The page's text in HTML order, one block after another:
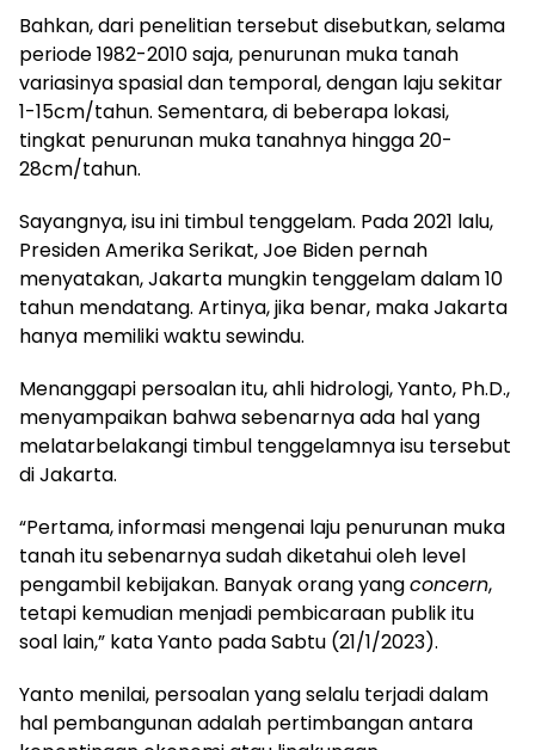
Bahkan, dari penelitian tersebut disebutkan, selama
periode 1982-2010 saja, penurunan muka tanah
variasinya spasial dan temporal, dengan laju sekitar
1-15cm/tahun. Sementara, di beberapa lokasi,
tingkat penurunan muka tanahnya hingga 20-
28cm/tahun.
Sayangnya, isu ini timbul tenggelam. Pada 2021 lalu,
Presiden Amerika Serikat, Joe Biden pernah
menyatakan, Jakarta mungkin tenggelam dalam 10
tahun mendatang. Artinya, jika benar, maka Jakarta
hanya memiliki waktu sewindu.
Menanggapi persoalan itu, ahli hidrologi, Yanto, Ph.D.,
menyampaikan bahwa sebenarnya ada hal yang
melatarbelakangi timbul tenggelamnya isu tersebut
di Jakarta.
“Pertama, informasi mengenai laju penurunan muka
tanah itu sebenarnya sudah diketahui oleh level
pengambil kebijakan. Banyak orang yangconcern,
tetapi kemudian menjadi pembicaraan publik itu
soal lain,” kata Yanto pada Sabtu (21/1/2023).
Yanto menilai, persoalan yang selalu terjadi dalam
hal pembangunan adalah pertimbangan antara